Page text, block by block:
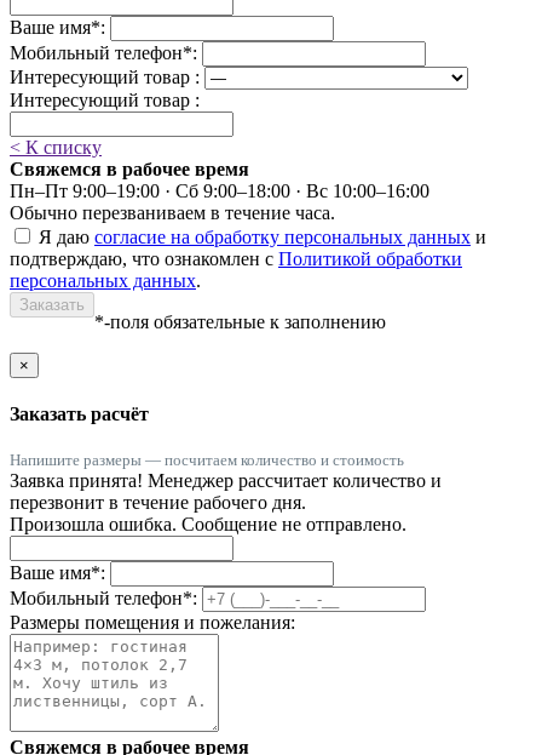
Ваше имя*:
Мобильный телефон*:
Интересующий товар :
Интересующий товар :
< К списку
Свяжемся в рабочее время
Пн–Пт 9:00–19:00 · Сб 9:00–18:00 · Вс 10:00–16:00
Обычно перезваниваем в течение часа.
Я даю согласие на обработку персональных данных и
подтверждаю, что ознакомлен с Политикой обработки
персональных данных.
Заказать
*-поля обязательные к заполнению
×
Заказать расчёт
Напишите размеры — посчитаем количество и стоимость
Заявка принята! Менеджер рассчитает количество и
перезвонит в течение рабочего дня.
Произошла ошибка. Сообщение не отправлено.
Ваше имя*:
Мобильный телефон*:
Размеры помещения и пожелания:
Свяжемся в рабочее время